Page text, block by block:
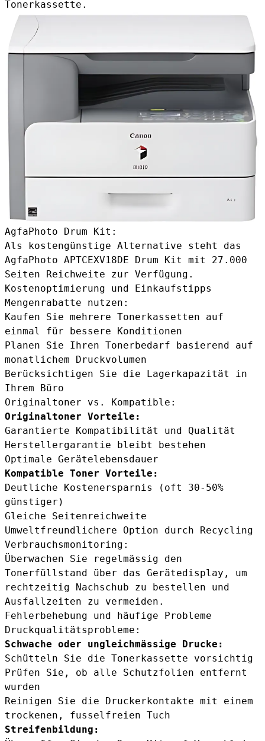
Tonerkassette.
AgfaPhoto Drum Kit:
Als kostengünstige Alternative steht das
AgfaPhoto APTCEXV18DE Drum Kit
mit 27.000
Seiten Reichweite zur Verfügung.
Kostenoptimierung und Einkaufstipps
Mengenrabatte nutzen:
Kaufen Sie mehrere Tonerkassetten auf
einmal für bessere Konditionen
Planen Sie Ihren Tonerbedarf basierend auf
monatlichem Druckvolumen
Berücksichtigen Sie die Lagerkapazität in
Ihrem Büro
Originaltoner vs. Kompatible:
Originaltoner Vorteile:
Garantierte Kompatibilität und Qualität
Herstellergarantie bleibt bestehen
Optimale Gerätelebensdauer
Kompatible Toner Vorteile:
Deutliche Kostenersparnis (oft 30-50%
günstiger)
Gleiche Seitenreichweite
Umweltfreundlichere Option durch Recycling
Verbrauchsmonitoring:
Überwachen Sie regelmässig den
Tonerfüllstand über das Gerätedisplay, um
rechtzeitig Nachschub zu bestellen und
Ausfallzeiten zu vermeiden.
Fehlerbehebung und häufige Probleme
Druckqualitätsprobleme:
Schwache oder ungleichmässige Drucke:
Schütteln Sie die Tonerkassette vorsichtig
Prüfen Sie, ob alle Schutzfolien entfernt
wurden
Reinigen Sie die Druckerkontakte mit einem
trockenen, fusselfreien Tuch
Streifenbildung: